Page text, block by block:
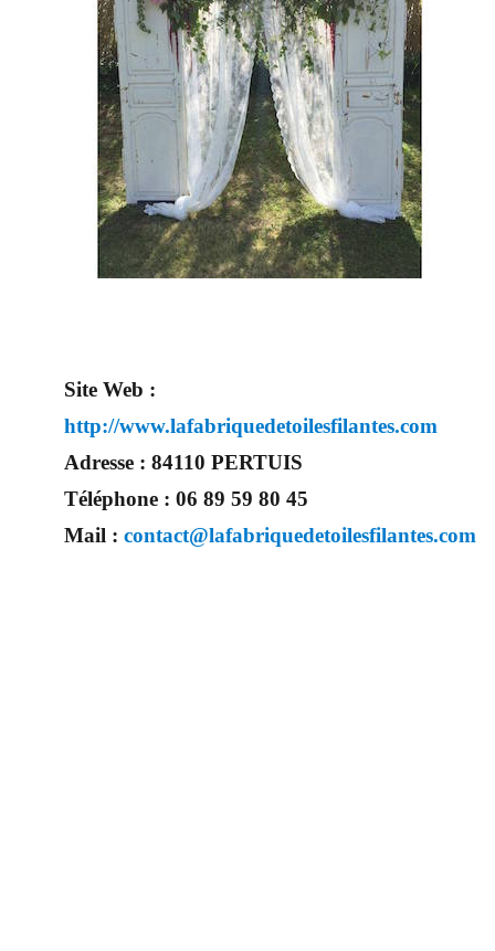
Site Web :
http://www.lafabriquedetoilesfilantes.com
Adresse : 84110 PERTUIS
Téléphone : 06 89 59 80 45
Mail : contact@lafabriquedetoilesfilantes.com